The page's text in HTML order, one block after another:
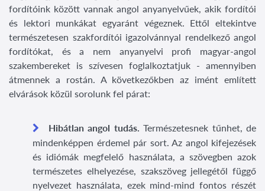
fordítóink között vannak angol anyanyelvűek, akik fordítói
és lektori munkákat egyaránt végeznek. Ettől eltekintve
természetesen szakfordítói igazolvánnyal rendelkező angol
fordítókat, és a nem anyanyelvi profi magyar-angol
szakembereket is szívesen foglalkoztatjuk - amennyiben
átmennek a rostán. A következőkben az imént említett
elvárások közül sorolunk fel párat:
Hibátlan angol tudás.Természetesnek tűnhet, de
mindenképpen érdemel pár sort. Az angol kifejezések
és idiómák megfelelő használata, a szövegben azok
természetes elhelyezése, szakszöveg jellegétől függő
nyelvezet használata, ezek mind-mind fontos részét